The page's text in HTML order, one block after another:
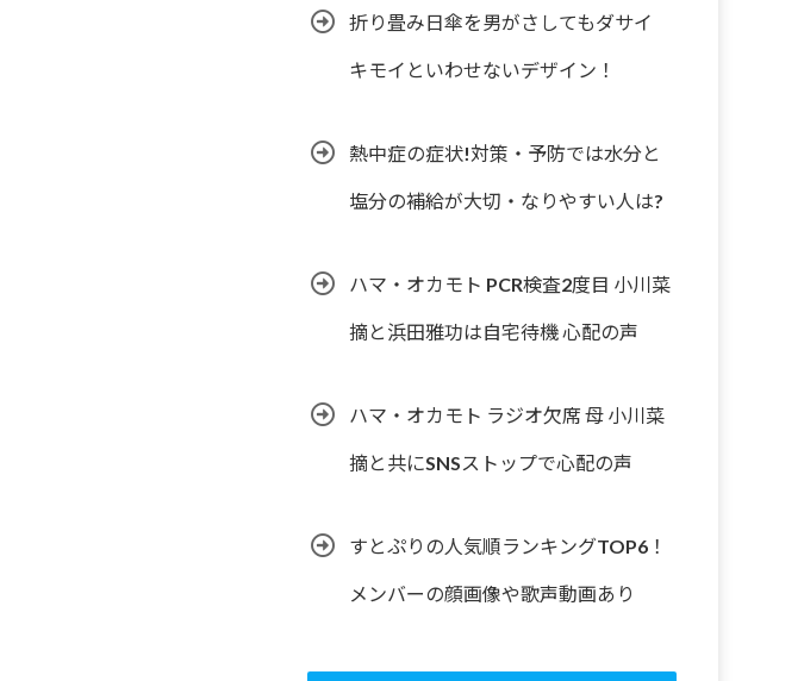
折り畳み日傘を男がさしてもダサイ
キモイといわせないデザイン！
熱中症の症状!対策・予防では水分と
塩分の補給が大切・なりやすい人は?
ハマ・オカモト PCR検査2度目 小川菜
摘と浜田雅功は自宅待機 心配の声
ハマ・オカモト ラジオ欠席 母 小川菜
摘と共にSNSストップで心配の声
すとぷりの人気順ランキングTOP6！
メンバーの顔画像や歌声動画あり